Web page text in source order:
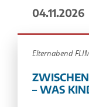
04.11.2026
Elternabend
– WAS